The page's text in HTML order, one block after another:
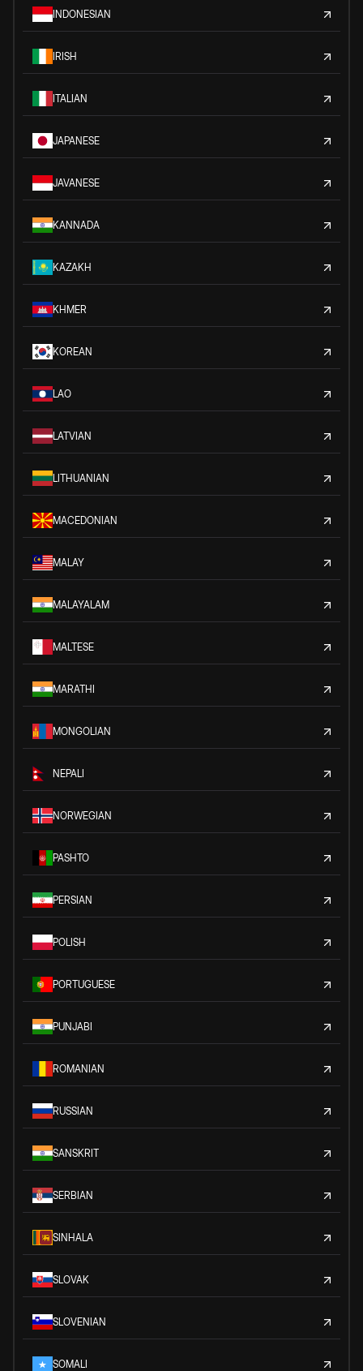
INDONESIAN
IRISH
ITALIAN
JAPANESE
JAVANESE
KANNADA
KAZAKH
KHMER
KOREAN
LAO
LATVIAN
LITHUANIAN
MACEDONIAN
MALAY
MALAYALAM
MALTESE
MARATHI
MONGOLIAN
NEPALI
NORWEGIAN
PASHTO
PERSIAN
POLISH
PORTUGUESE
PUNJABI
ROMANIAN
RUSSIAN
SANSKRIT
SERBIAN
SINHALA
SLOVAK
SLOVENIAN
SOMALI